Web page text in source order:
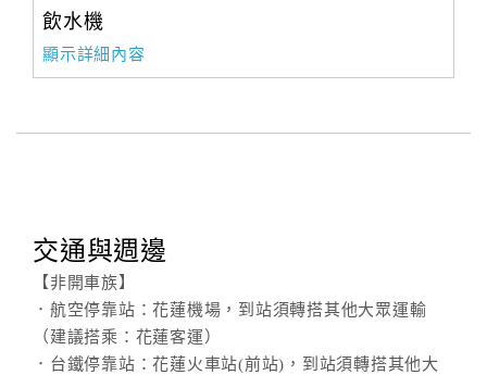
飲水機
顯示詳細內容
交通與週邊
【非開車族】
．航空停靠站：花蓮機場，到站須轉搭其他大眾運輸
（建議搭乘：花蓮客運）
．台鐵停靠站：花蓮火車站(前站)，到站須轉搭其他大